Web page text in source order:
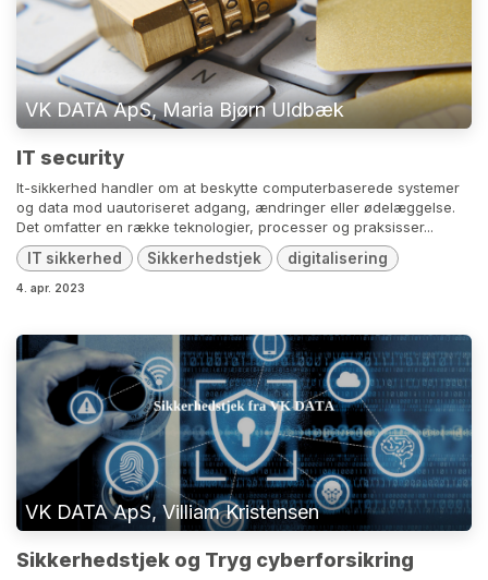
VK DATA ApS, Maria Bjørn Uldbæk
IT security
It-sikkerhed handler om at beskytte computerbaserede systemer
og data mod uautoriseret adgang, ændringer eller ødelæggelse.
Det omfatter en række teknologier, processer og praksisser...
IT sikkerhed
Sikkerhedstjek digitalisering
4. apr. 2023
VK DATA ApS, Villiam Kristensen
Sikkerhedstjek og Tryg cyberforsikring